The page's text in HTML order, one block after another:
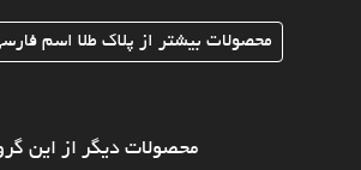
محصولات بیشتر از پلاک طلا اسم
محصولات دیگر از این